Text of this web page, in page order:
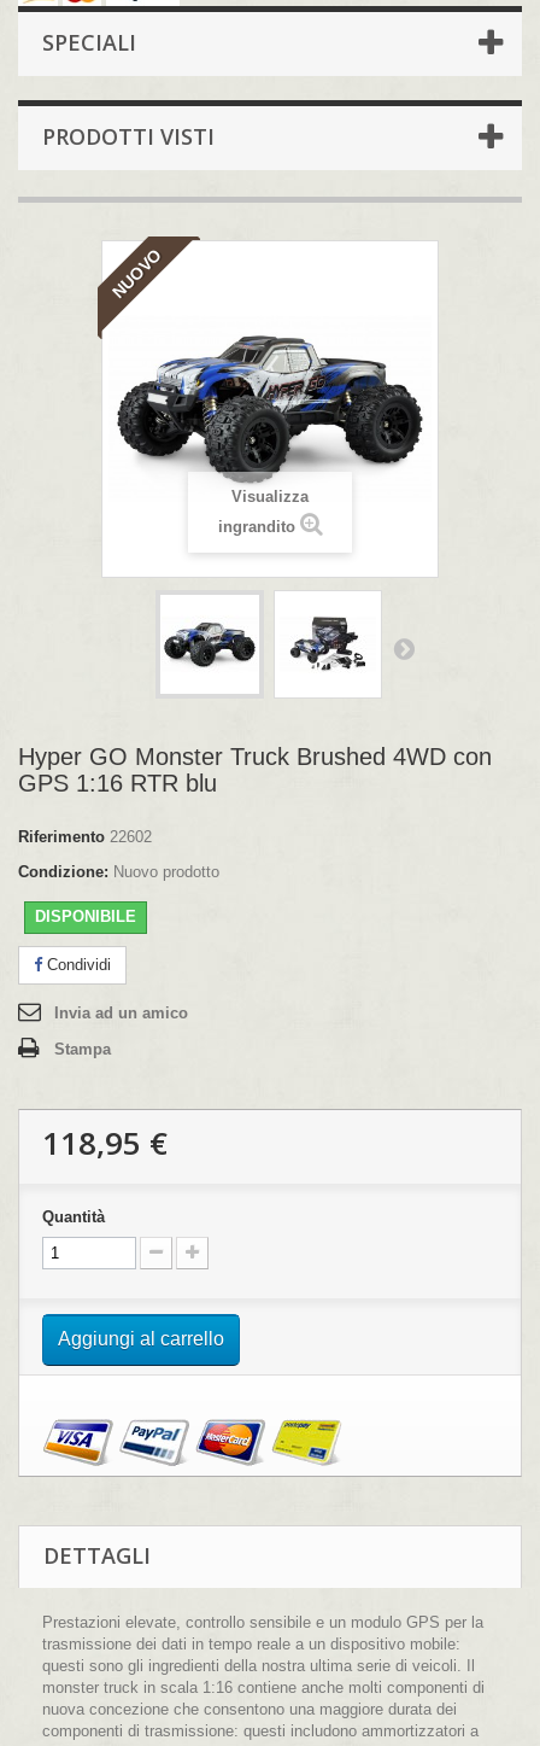
SPECIALI
PRODOTTI VISTI
NUOVO
Visualizza
ingrandito
Hyper GO Monster Truck Brushed 4WD con
GPS 1:16 RTR blu
Riferimento 22602
Condizione: Nuovo prodotto
DISPONIBILE
Condividi
Invia ad un amico
Stampa
118,95 €
Quantità
Aggiungi al carrello
DETTAGLI
Prestazioni elevate, controllo sensibile e un modulo GPS per la
trasmissione dei dati in tempo reale a un dispositivo mobile:
questi sono gli ingredienti della nostra ultima serie di veicoli. Il
monster truck in scala 1:16 contiene anche molti componenti di
nuova concezione che consentono una maggiore durata dei
componenti di trasmissione: questi includono ammortizzatori a